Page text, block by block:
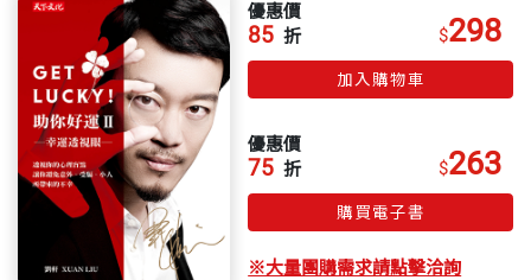
優惠價
85 折 $298
加入購物車
優惠價
75 折 $263
購買電子書
※大量團購需求請點擊洽詢